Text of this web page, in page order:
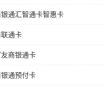
通汇智通卡智惠卡
通卡
商银通卡
通预付卡